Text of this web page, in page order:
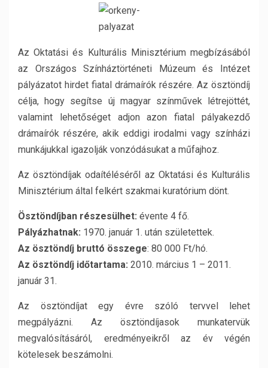
Az Oktatási és Kulturális Minisztérium megbízásából
az Országos Színháztörténeti Múzeum és Intézet
pályázatot hirdet fiatal drámaírók részére. Az ösztöndíj
célja, hogy segítse új magyar színművek létrejöttét,
valamint lehetőséget adjon azon fiatal pályakezdő
drámaírók részére, akik eddigi irodalmi vagy színházi
munkájukkal igazolják vonzódásukat a műfajhoz.
Az ösztöndíjak odaítéléséről az Oktatási és Kulturális
Minisztérium által felkért szakmai kuratórium dönt.
Ösztöndíjban részesülhet: évente 4 fő.
Pályázhatnak: 1970. január 1. után születettek.
Az ösztöndíj bruttó összege: 80 000 Ft/hó.
Az ösztöndíj időtartama: 2010. március 1 – 2011.
január 31.
Az ösztöndíjat egy évre szóló tervvel lehet
megpályázni. Az ösztöndíjasok munkatervük
megvalósításáról, eredményeikről az év végén
kötelesek beszámolni.